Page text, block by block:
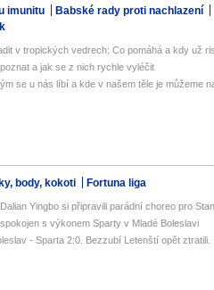
imunitu
Babské rady proti nachlazení
v tropických vedrech: Co pomáhá a kdy už
a jak se z nich rychle vyléčit
se u nás líbí a kde v našem těle je můžeme
body, kokoti Fortuna liga
Yingbo si připravili parádní choreo pro
s výkonem Sparty v Mladé Boleslavi
- Sparta 2:0. Bezzubí Letenští opět ztratili.